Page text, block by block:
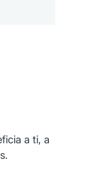
a ti, a